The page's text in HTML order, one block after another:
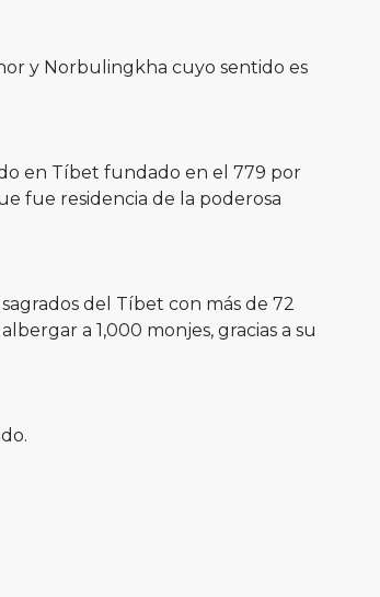
y Norbulingkha cuyo sentido es
en Tíbet fundado en el 779 por
fue residencia de la poderosa
del Tíbet con más de 72
a 1,000 monjes, gracias a su